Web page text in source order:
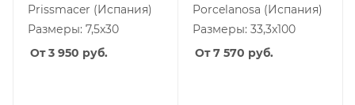
Prissmacer (Испания)
Размеры: 7,5x30
От 3 950 руб.
Porcelanosa (Испания)
Размеры: 33,3x100
От 7 570 руб.